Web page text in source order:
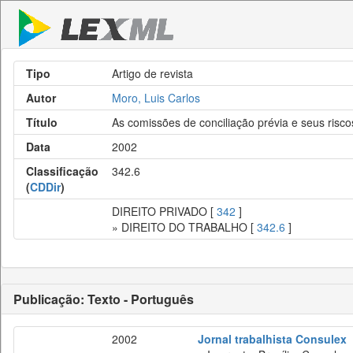
Tipo
Artigo de revista
Autor
Moro, Luis Carlos
Título
As comissões de conciliação prévia e seus
Data
2002
Classificação
(CDDir)
342.6
DIREITO PRIVADO [ 342 ]
» DIREITO DO TRABALHO [ 342.6 ]
Publicação: Texto - Português
2002
Jornal trabalhista Consulex